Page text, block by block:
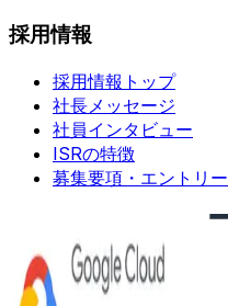
採用情報
採用情報トップ
社長メッセージ
社員インタビュー
ISRの特徴
募集要項・エントリー